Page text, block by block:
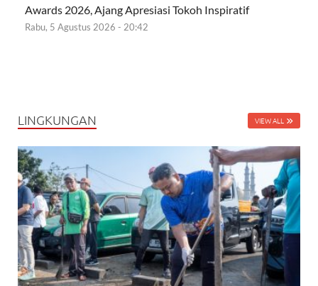
Awards 2026, Ajang Apresiasi Tokoh Inspiratif
Rabu, 5 Agustus 2026 - 20:42
LINGKUNGAN VIEW ALL